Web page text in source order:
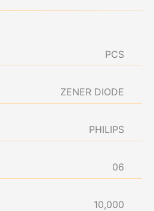
PCS
ZENER DIODE
PHILIPS
06
10,000